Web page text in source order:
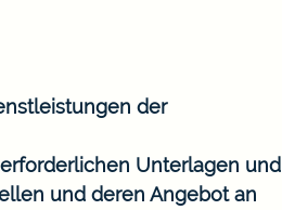
der
Unterlagen und
und deren Angebot an